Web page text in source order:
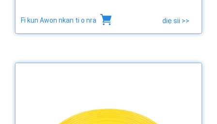
Fi kun Awon nkan ti o nra diẹ sii >>